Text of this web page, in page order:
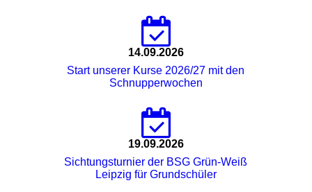
14.09.2026
Start unserer Kurse 2026/27 mit den
Schnupperwochen
19.09.2026
Sichtungsturnier der BSG Grün-Weiß
Leipzig für Grundschüler